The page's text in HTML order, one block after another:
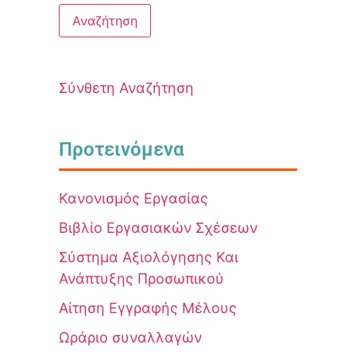
Σύνθετη Αναζήτηση
Προτεινόμενα
Κανονισμός Εργασίας
Βιβλίο Εργασιακών Σχέσεων
Σύστημα Αξιολόγησης Και
Ανάπτυξης Προσωπικού
Αίτηση Εγγραφής Μέλους
Ωράριο συναλλαγών